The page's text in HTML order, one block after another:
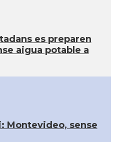
es preparen
aigua potable a
Montevideo, sense